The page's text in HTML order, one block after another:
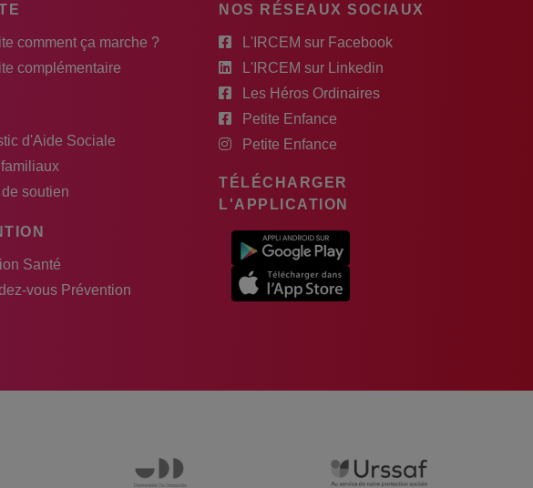
comment ça marche ?
complémentaire
d'Aide Sociale
soutien
Santé
vous Prévention
NOS RÉSEAUX SOCIAUX
L'IRCEM sur Facebook
L'IRCEM sur Linkedin
Les Héros Ordinaires
Petite Enfance
Petite Enfance
TÉLÉCHARGER
L'APPLICATION